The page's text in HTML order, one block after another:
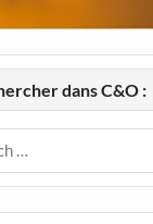
dans C&O :